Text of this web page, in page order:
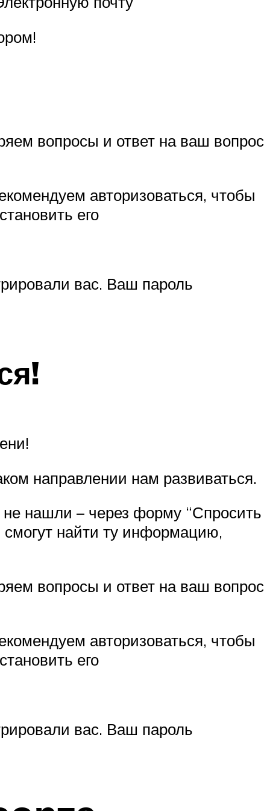
вопросы и ответ на ваш вопрос
авторизоваться, чтобы
его
вас. Ваш пароль
направлении нам развиваться.
нашли – через форму “Спросить
смогут найти ту информацию,
вопросы и ответ на ваш вопрос
авторизоваться, чтобы
его
вас. Ваш пароль